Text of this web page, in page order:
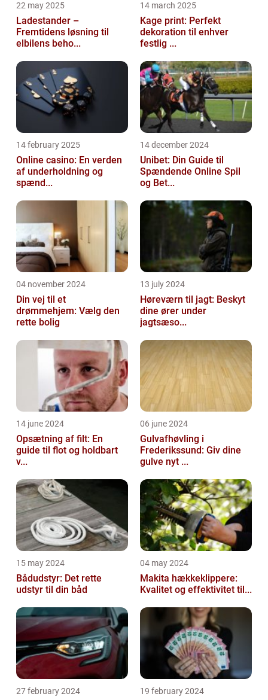
22 may 2025
Ladestander –
Fremtidens løsning til
elbilens beho...
14 march 2025
Kage print: Perfekt
dekoration til enhver
festlig ...
14 february 2025
Online casino: En verden
af underholdning og
spænd...
14 december 2024
Unibet: Din Guide til
Spændende Online Spil
og Bet...
04 november 2024
Din vej til et
drømmehjem: Vælg den
rette bolig
13 july 2024
Høreværn til jagt: Beskyt
dine ører under
jagtsæso...
14 june 2024
Opsætning af filt: En
guide til flot og holdbart
v...
06 june 2024
Gulvafhøvling i
Frederikssund: Giv dine
gulve nyt ...
15 may 2024
Bådudstyr: Det rette
udstyr til din båd
04 may 2024
Makita hækkeklippere:
Kvalitet og effektivitet til...
27 february 2024 19 february 2024